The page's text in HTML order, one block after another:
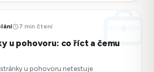
7 min čtení
u pohovoru: co říct a čemu
stránky u pohovoru netestuje